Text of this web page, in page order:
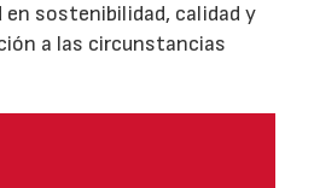
en sostenibilidad, calidad y
a las circunstancias